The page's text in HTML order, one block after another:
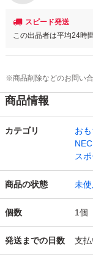
スピード発送
この出品者は平均24時
※商品削除などのお問い
商品情報
カテゴリ お
NEC
ス
商品の状態 未使
個数 1個
発送までの日数 支